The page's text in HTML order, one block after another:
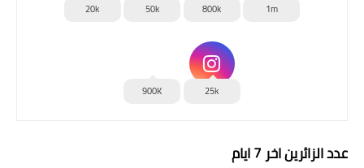
1m
800k
50k
20k
25k
900K
عدد الزائرين اخر 7 ايام